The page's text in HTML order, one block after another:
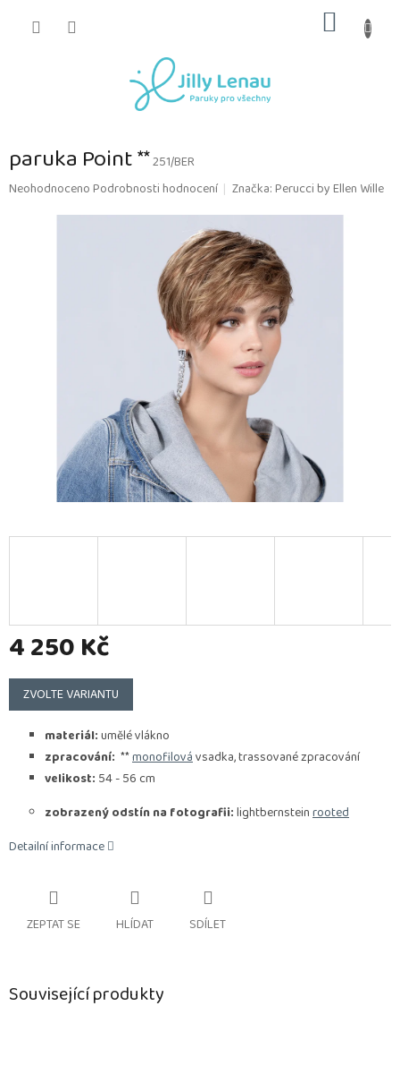
KOŠÍK
paruka Point **251/BER
Průměrné
NeohodnocenoPodrobnosti hodnocení Značka:Perucci by Ellen Wille
4 250 Kč
Měrná
cena:
ZVOLTE VARIANTU
materiál:umělé vlákno
zpracování: **monofilovávsadka, trassované zpracování
velikost: 54 - 56 cm
zobrazený odstín na fotografii:lightbernsteinrooted
Detailní informace
ZEPTAT SE HLÍDAT SDÍLET
Související produkty